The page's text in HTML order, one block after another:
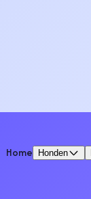
Home Honden